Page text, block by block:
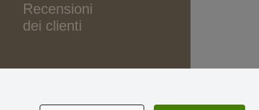
Recensioni
dei clienti